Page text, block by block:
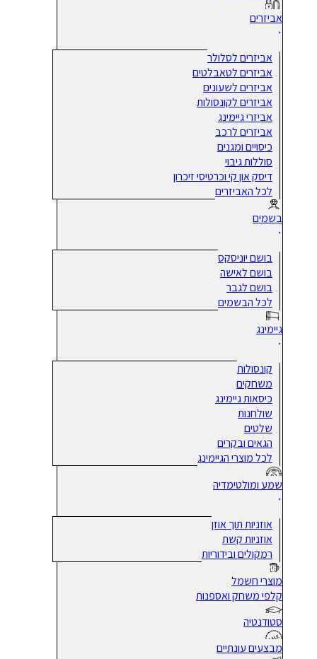
אביזרים
אביזרים לסלולר
אביזרים לטאבלטים
אביזרים לשעונים
אביזרים לקונסולות
אביזרי גיימינג
אביזרים לרכב
כיסויים ומגנים
סוללות גיבוי
דיסק און קי וכרטיסי זיכרון
לכל האביזרים
בשמים
בושם יוניסקס
בושם לאישה
בושם לגבר
לכל הבשמים
גיימינג
קונסולות
משחקים
כיסאות גיימינג
שולחנות
שלטים
הגאים ובקרים
לכל מוצרי הגיימינג
שמע ומולטימדיה
אוזניות תוך אוזן
אוזניות קשת
רמקולים ובידוריות
מוצרי חשמל
קלפי משחק ואספנות
סטודנטיה
מבצעים עונתיים